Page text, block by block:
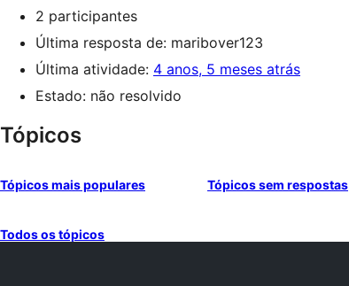
2 participantes
Última resposta de: maribover123
Última atividade: 4 anos, 5 meses atrás
Estado: não resolvido
Tópicos
Tópicos mais populares Tópicos sem respostas
Todos os tópicos